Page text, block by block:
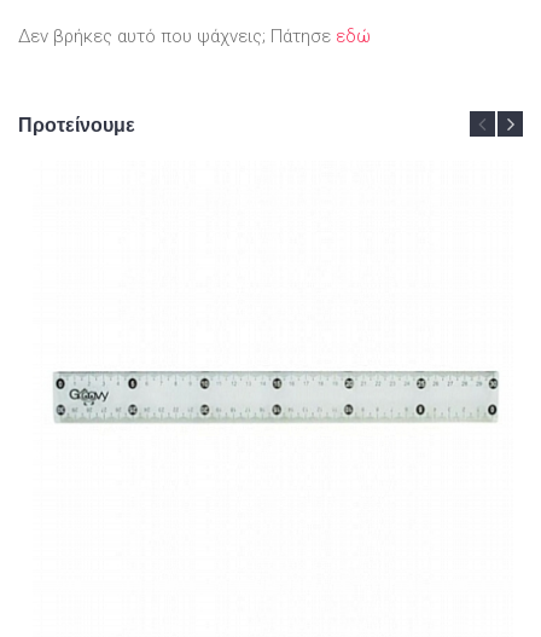
Δεν βρήκες αυτό που ψάχνεις; Πάτησε εδώ
Προτείνουμε